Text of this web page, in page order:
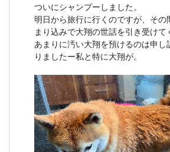
ついにシャンプーしました。
明日から旅行に行くのですが、その
まり込みで大翔の世話を引き受けて
あまりに汚い大翔を預けるのは申し
りましたー私と特に大翔が。